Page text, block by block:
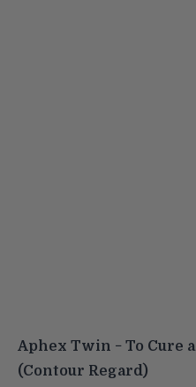
Aphex Twin − To Cure
(Contour Regard)